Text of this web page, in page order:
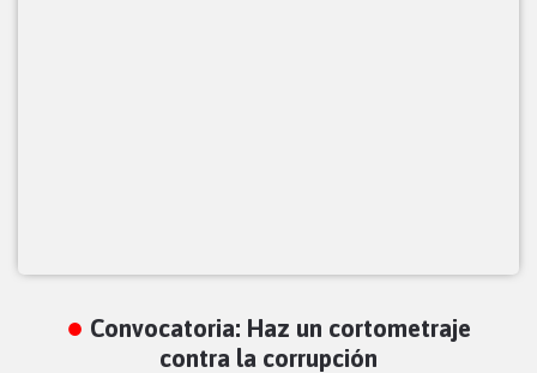
Convocatoria: Haz un cortometraje
contra la corrupción